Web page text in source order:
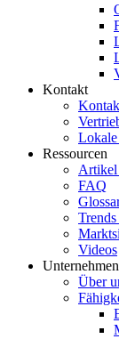
Kontakt
Lokale
Ressourcen
Artikel
FAQ
Videos
Unternehmen
Über